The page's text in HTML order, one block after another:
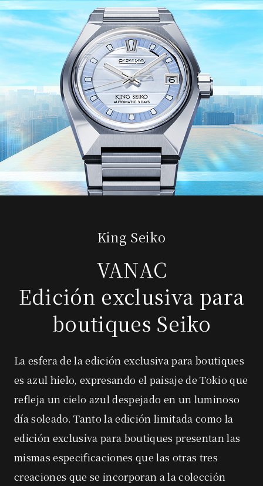
King Seiko
VANAC
Edición exclusiva para
boutiques Seiko
La esfera de la edición exclusiva para boutiques
es azul hielo, expresando el paisaje de Tokio que
refleja un cielo azul despejado en un luminoso
día soleado.Tanto la edición limitada como la
edición exclusiva para boutiques presentan las
mismas especificaciones quelas otras tres
creaciones que se incorporan a la colección